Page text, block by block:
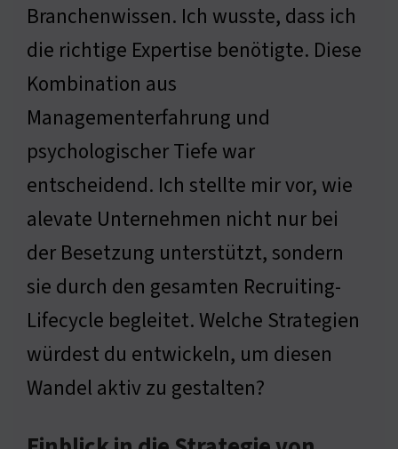
Branchenwissen. Ich wusste, dass ich
die richtige Expertise benötigte. Diese
Kombination aus
Managementerfahrung und
psychologischer Tiefe war
entscheidend. Ich stellte mir vor, wie
alevate Unternehmen nicht nur bei
der Besetzung unterstützt, sondern
sie durch den gesamten Recruiting-
Lifecycle begleitet. Welche Strategien
würdest du entwickeln, um diesen
Wandel aktiv zu gestalten?